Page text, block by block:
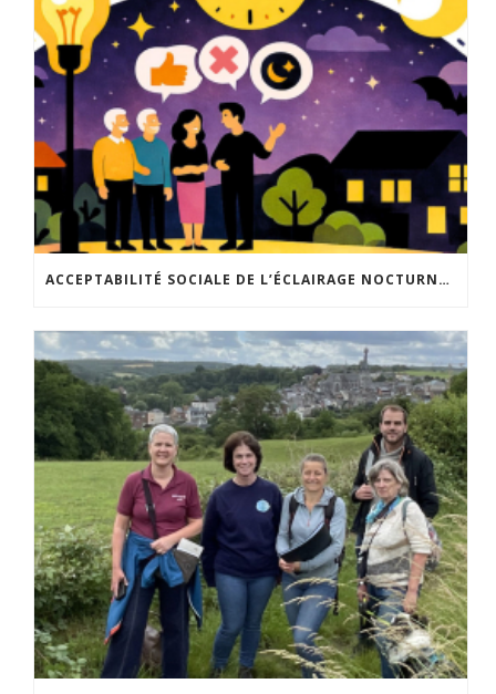
ACCEPTABILITÉ SOCIALE DE L’ÉCLAIRAGE NOCTURNE : LE REPLAY EST DISPONIBLE